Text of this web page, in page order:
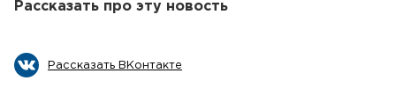
Рассказать про эту новость
Рассказать ВКонтакте